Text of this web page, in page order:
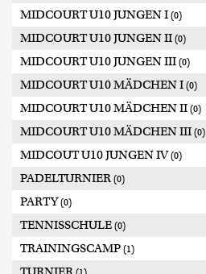
MIDCOURT U10 JUNGEN I (0)
MIDCOURT U10 JUNGEN II (0)
MIDCOURT U10 JUNGEN III (0)
MIDCOURT U10 MÄDCHEN I (0)
MIDCOURT U10 MÄDCHEN II (0)
MIDCOURT U10 MÄDCHEN III (0)
MIDCOUT U10 JUNGEN IV(0)
PADELTURNIER (0)
PARTY(0)
TENNISSCHULE (0)
TRAININGSCAMP (1)